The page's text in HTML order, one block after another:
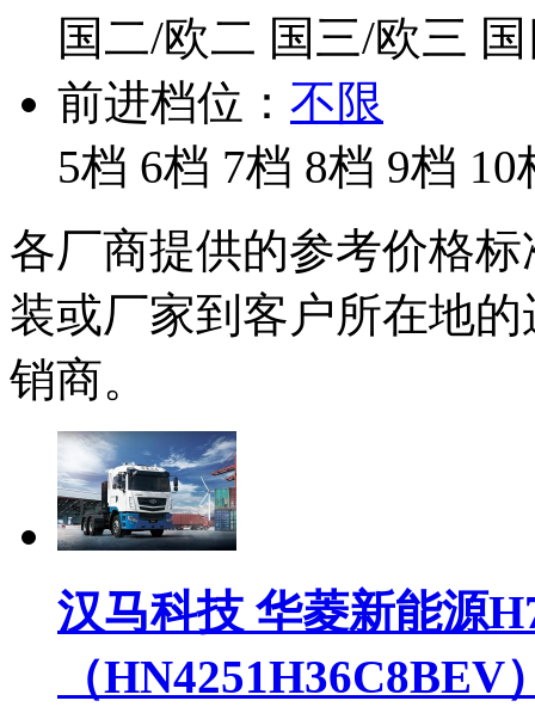
国二/欧二 国三/欧三
前进档位： 不限
5档 6档 7档 8档 9档 10
各厂商提供的参考价格
装或厂家到客户所在地
销商。
汉马科技 华菱新能源
（HN4251H36C8BEV